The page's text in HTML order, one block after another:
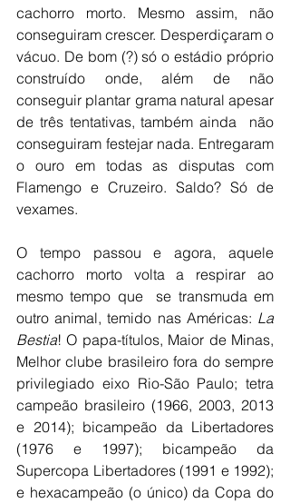
cachorro morto. Mesmo assim, não
conseguiram crescer. Desperdiçaram o
vácuo. De bom (?) só o estádio próprio
construído onde, além de não
conseguir plantar grama natural apesar
de três tentativas, também ainda  não
conseguiram festejar nada. Entregaram
o ouro em todas as disputas com
Flamengo e Cruzeiro. Saldo? Só de
vexames.
O tempo passou e agora, aquele
cachorro morto volta a respirar ao
mesmo tempo que  se transmuda em
outro animal, temido nas Américas: La
Bestia! O papa-títulos, Maior de Minas,
Melhor clube brasileiro fora do sempre
privilegiado eixo Rio-São Paulo; tetra
campeão brasileiro (1966, 2003, 2013
e 2014); bicampeão da Libertadores
(1976 e 1997); bicampeão da
Supercopa Libertadores (1991 e 1992);
e hexacampeão (o único) da Copa do